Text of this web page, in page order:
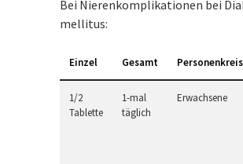
Bei Nierenkomplikationen bei
mellitus:
Einzel Gesamt Personenkreis
1/2
Tablette
1-mal
täglich
Erwachsene